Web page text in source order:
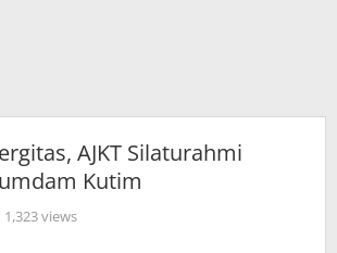
AJKT Silaturahmi
Kutim
1,323 views